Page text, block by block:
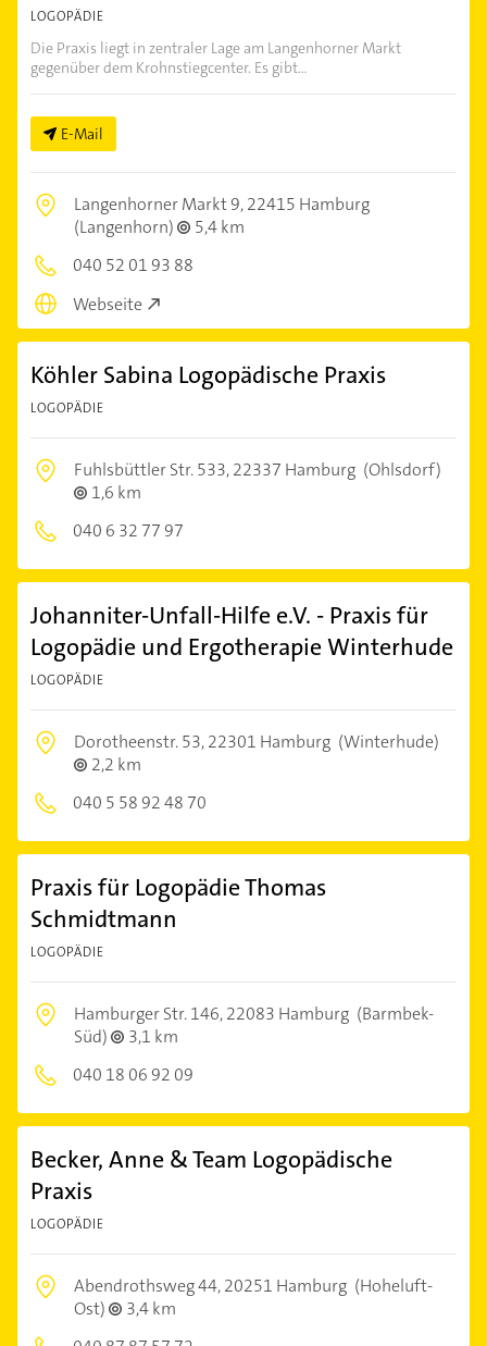
LOGOPÄDIE
Die Praxis liegt in zentraler Lage am Langenhorner Markt
gegenüber dem Krohnstiegcenter. Es gibt...
E-Mail
Langenhorner Markt 9,22415 Hamburg
(Langenhorn)
5,4 km
040 52 01 93 88
Webseite
Köhler Sabina Logopädische Praxis
LOGOPÄDIE
Fuhlsbüttler Str. 533,22337 Hamburg (Ohlsdorf)
1,6 km
040 6 32 77 97
Johanniter-Unfall-Hilfe e.V. - Praxis für
Logopädie und Ergotherapie Winterhude
LOGOPÄDIE
Dorotheenstr. 53,22301 Hamburg (Winterhude)
2,2 km
040 5 58 92 48 70
Praxis für Logopädie Thomas
Schmidtmann
LOGOPÄDIE
Hamburger Str. 146,22083 Hamburg (Barmbek-
Süd)
3,1 km
040 18 06 92 09
Becker, Anne & Team Logopädische
Praxis
LOGOPÄDIE
Abendrothsweg 44,20251 Hamburg (Hoheluft-
Ost)
3,4 km